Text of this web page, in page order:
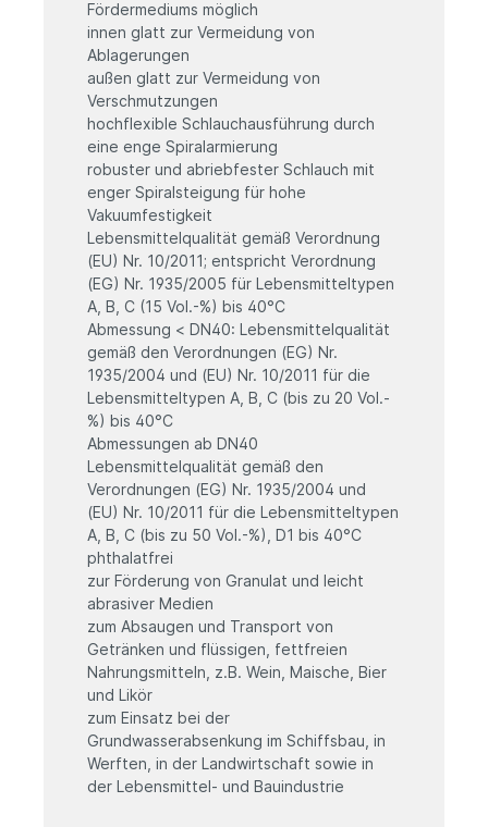
Fördermediums möglich
innen glatt zur Vermeidung von
Ablagerungen
außen glatt zur Vermeidung von
Verschmutzungen
hochflexible Schlauchausführung durch
eine enge Spiralarmierung
robuster und abriebfester Schlauch mit
enger Spiralsteigung für hohe
Vakuumfestigkeit
Lebensmittelqualität gemäß Verordnung
(EU) Nr. 10/2011; entspricht Verordnung
(EG) Nr. 1935/2005 für Lebensmitteltypen
A, B, C (15 Vol.-%) bis 40°C
Abmessung < DN40: Lebensmittelqualität
gemäß den Verordnungen (EG) Nr.
1935/2004 und (EU) Nr. 10/2011 für die
Lebensmitteltypen A, B, C (bis zu 20 Vol.-
%) bis 40°C
Abmessungen ab DN40
Lebensmittelqualität gemäß den
Verordnungen (EG) Nr. 1935/2004 und
(EU) Nr. 10/2011 für die Lebensmitteltypen
A, B, C (bis zu 50 Vol.-%), D1 bis 40°C
phthalatfrei
zur Förderung von Granulat und leicht
abrasiver Medien
zum Absaugen und Transport von
Getränken und flüssigen, fettfreien
Nahrungsmitteln, z.B. Wein, Maische, Bier
und Likör
zum Einsatz bei der
Grundwasserabsenkung im Schiffsbau, in
Werften, in der Landwirtschaft sowie in
der Lebensmittel- und Bauindustrie